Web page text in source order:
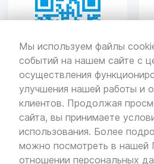
Мы используем файлы
событий на нашем сайте с
осуществления
улучшения нашей работы и
клиентов. Продолжая
сайта, вы принимаете
использования. Более
можно посмотреть в нашей
отношении персональных
VOLLO Тверь
г. Тверь, проспект Николая
Пн-Пт с 9:00 до 19:00 Сб-Вс с
© Все права защищены.
об авторских правах.
Политикаконфиденциальности
Разработкаи продвижение —